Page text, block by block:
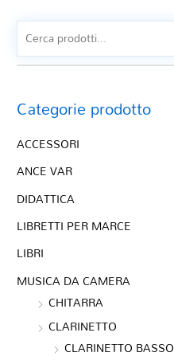
Categorie prodotto
ACCESSORI
ANCE VAR
DIDATTICA
LIBRETTI PER MARCE
LIBRI
MUSICA DA CAMERA
CHITARRA
CLARINETTO
CLARINETTO BASSO